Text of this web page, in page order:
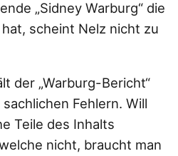
„Sidney Warburg“ die
scheint Nelz nicht zu
der „Warburg-Bericht“
Fehlern. Will
Teile des Inhalts
nicht, braucht man